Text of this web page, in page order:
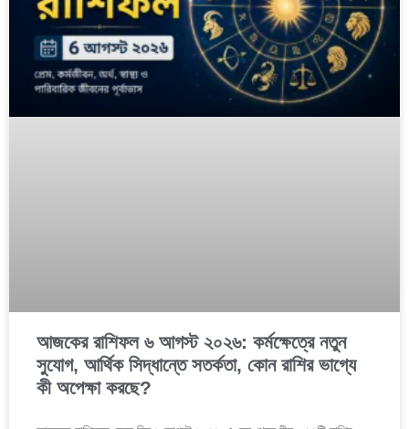
আজকের রাশিফল ৬ আগস্ট ২০২৬: কর্মক্ষেত্রে নতুন
সুযোগ, আর্থিক সিদ্ধান্তে সতর্কতা, কোন রাশির ভাগ্যে
কী অপেক্ষা করছে?